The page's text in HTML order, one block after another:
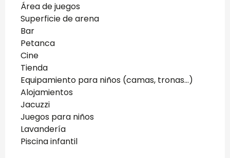
Área de juegos
Superficie de arena
Bar
Petanca
Cine
Tienda
Equipamiento para niños (camas, tronas...)
Alojamientos
Jacuzzi
Juegos para niños
Lavandería
Piscina infantil